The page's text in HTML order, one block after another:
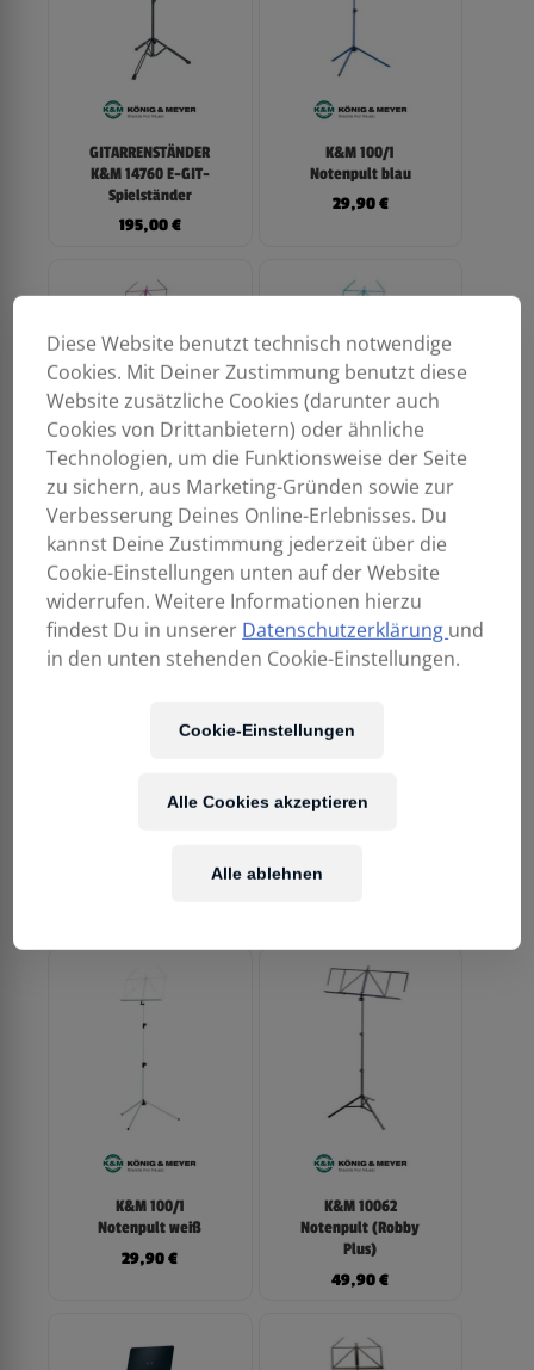
GITARRENSTÄNDER
K&M 14760 E-GIT-
Spielständer
195,00€
K&M 100/1
Notenpult blau
29,90€
K&M 100/1
Notenpult flieder
29,90€
K&M 100/1
Notenpult Meerblau
29,90€
Notenpult schwarz
K&M 100/1
Notenpult weiß
29,90€
K&M 10062
Notenpult (Robby
Plus)
49,90€
Diese Website benutzt technisch notwendige
Cookies. Mit Deiner Zustimmung benutzt diese
Website zusätzliche Cookies (darunter auch
Cookies von Drittanbietern) oder ähnliche
Technologien, um die Funktionsweise der Seite
zu sichern, aus Marketing-Gründen sowie zur
Verbesserung Deines Online-Erlebnisses. Du
kannst Deine Zustimmung jederzeit über die
Cookie-Einstellungen unten auf der Website
widerrufen. Weitere Informationen hierzu
findest Du in unserer Datenschutzerklärung und
in den unten stehenden Cookie-Einstellungen.
Cookie-Einstellungen
Alle ablehnen
Alle Cookies akzeptieren